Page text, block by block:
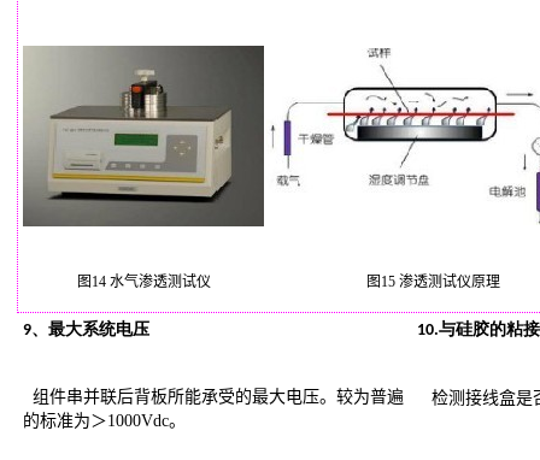
图14 水气渗透测试仪 图15 渗透测试仪原理
9、最大系统电压 10.与硅胶的粘
组件串并联后背板所能承受的最大电压。较为普遍
的标准为＞1000Vdc。
检测接线盒是